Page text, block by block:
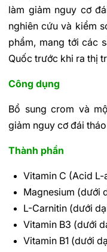
làm giảm nguy cơ
nghiên cứu và kiểm
phẩm, mang tới các
Quốc trước khi ra thị
Công dụng
Bổ sung crom và
giảm nguy cơ đái
Thành phần
Vitamin C (Acid
Magnesium (dưới
L-Carnitin (dưới
Vitamin B3 (dưới
Vitamin B1 (dưới